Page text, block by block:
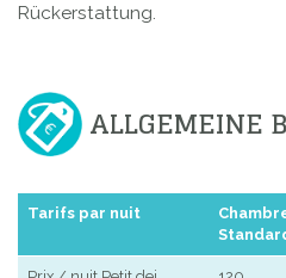
Rückerstattung.
ALLGEMEINE
Tarifs par nuit